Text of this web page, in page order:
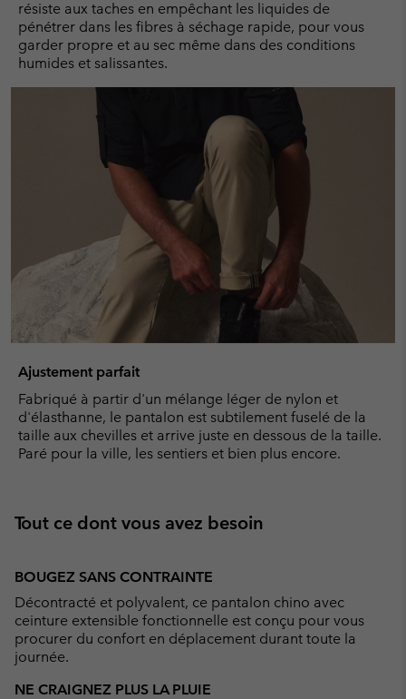
résiste aux taches en empêchant les liquides de
pénétrer dans les fibres à séchage rapide, pour vous
garder propre et au sec même dans des conditions
humides et salissantes.
Ajustement parfait
Fabriqué à partir d'un mélange léger de nylon et
d'élasthanne, le pantalon est subtilement fuselé de la
taille aux chevilles et arrive juste en dessous de la taille.
Paré pour la ville, les sentiers et bien plus encore.
Tout ce dont vous avez besoin
BOUGEZ SANS CONTRAINTE
Décontracté et polyvalent, ce pantalon chino avec
ceinture extensible fonctionnelle est conçu pour vous
procurer du confort en déplacement durant toute la
journée.
NE CRAIGNEZ PLUS LA PLUIE